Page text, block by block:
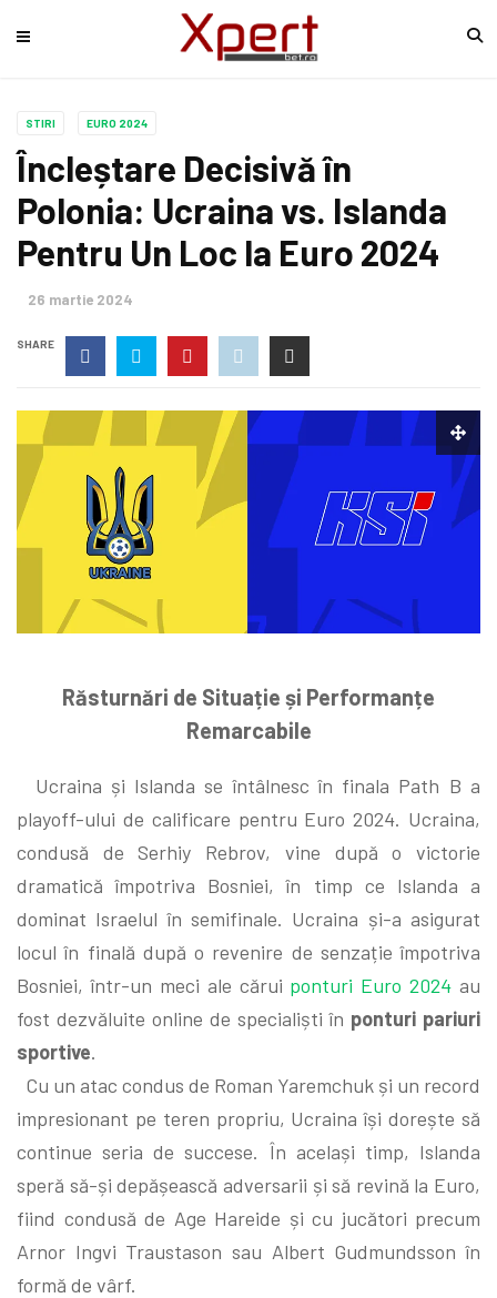
STIRI EURO 2024
Încleștare Decisivă în
Polonia: Ucraina vs. Islanda
Pentru Un Loc la Euro 2024
26 martie 2024
SHARE
Răsturnări de Situație și Performanțe
Remarcabile
Ucraina și Islanda se întâlnesc în finala Path B a
playoff-ului de calificare pentru Euro 2024. Ucraina,
condusă de Serhiy Rebrov, vine după o victorie
dramatică împotriva Bosniei, în timp ce Islanda a
dominat Israelul în semifinale. Ucraina și-a asigurat
locul în finală după o revenire de senzație împotriva
Bosniei, într-un meci ale cărui ponturi Euro 2024 au
fost dezvăluite online de specialiști în ponturi pariuri
sportive.
Cu un atac condus de Roman Yaremchuk și un record
impresionant pe teren propriu, Ucraina își dorește să
continue seria de succese. În același timp, Islanda
speră să-și depășească adversarii și să revină la Euro,
fiind condusă de Age Hareide și cu jucători precum
Arnor Ingvi Traustason sau Albert Gudmundsson în
formă de vârf.